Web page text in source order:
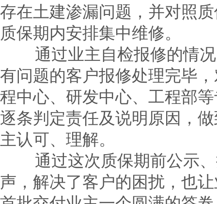
存在土建渗漏问题，并对照
质保期内安排集中维修。
通过业主自检报修的情况
有问题的客户报修处理完毕
程中心、研发中心、工程部
逐条判定责任及说明原因，
主认可、理解。
通过这次质保期前公示、
声，解决了客户的困扰，也